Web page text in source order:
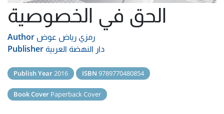
الحق في الخصوصية
Author رمزي رياض عوض
Publisher دار النهضة العربية
Publish Year2016 ISBN 9789770480854
Book Cover Paperback Cover